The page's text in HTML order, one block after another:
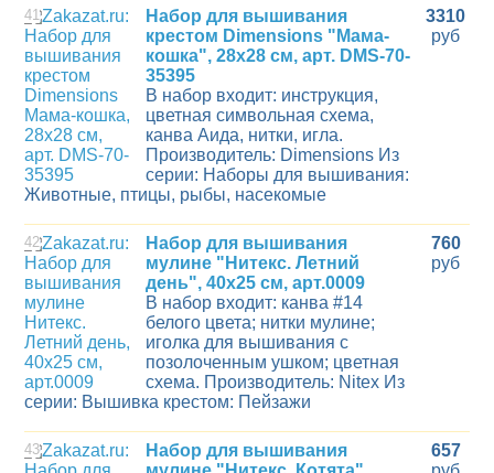
41
Набор для вышивания
крестом Dimensions "Мама-
кошка", 28x28 см, арт. DMS-70-
35395
В набор входит: инструкция,
цветная символьная схема,
канва Aида, нитки, игла.
Производитель: Dimensions Из
серии: Наборы для вышивания:
Животные, птицы, рыбы, насекомые
3310
руб
42
Набор для вышивания
мулине "Нитекс. Летний
день", 40х25 см, арт.0009
В набор входит: канва #14
белого цвета; нитки мулине;
иголка для вышивания с
позолоченным ушком; цветная
схема. Производитель: Nitex Из
серии: Вышивка крестом: Пейзажи
760
руб
43
Набор для вышивания
657